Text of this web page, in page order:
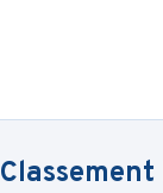
Classement